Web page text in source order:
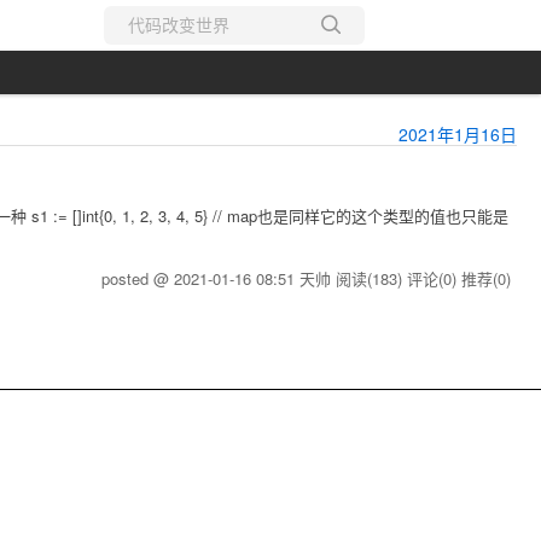
2021年1月16日
s1 := []int{0, 1, 2, 3, 4, 5} // map也是同样它的这个类型的值也只能是
posted @ 2021-01-16 08:51 天帅 阅读(183) 评论(0) 推荐(0)